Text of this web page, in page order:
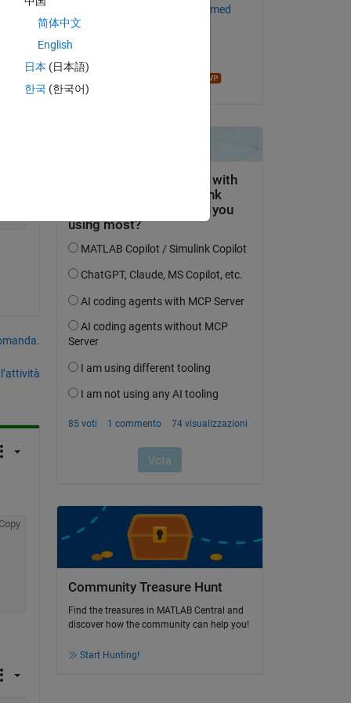
Gadelhag M Omar Mohmed
il 29 Ott 2018
Community Treasure Hunt
Find the treasures in MATLAB Central and
discover how the community can help you!
Start Hunting!
简体中文
English
日本 (日本語)
한국 (한국어)